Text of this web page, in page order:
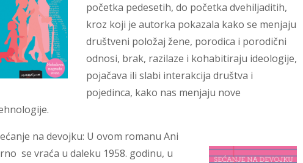
početka pedesetih, do početka dvehiljaditih,
kroz koji je autorka pokazala kako se menjaju
društveni položaj žene, porodica i porodični
odnosi, brak, razilaze i kohabitiraju ideologije,
pojačava ili slabi interakcija društva i
pojedinca, kako nas menjaju nove
na devojku: U ovom romanu Ani
se vraća u daleku 1958. godinu, u